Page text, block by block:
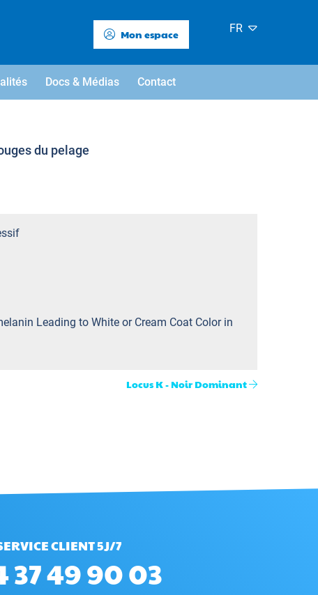
Mon espace FR
Docs & Médias Contact
du pelage
Leading to White or Cream Coat Color in
Locus K - Noir Dominant
CLIENT 5J/7
37 49 90 03